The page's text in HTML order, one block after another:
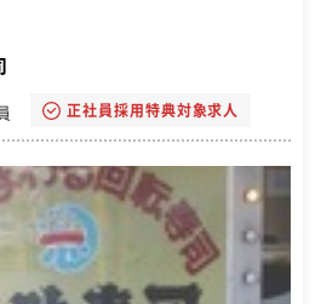
正社員採用特典対象求人